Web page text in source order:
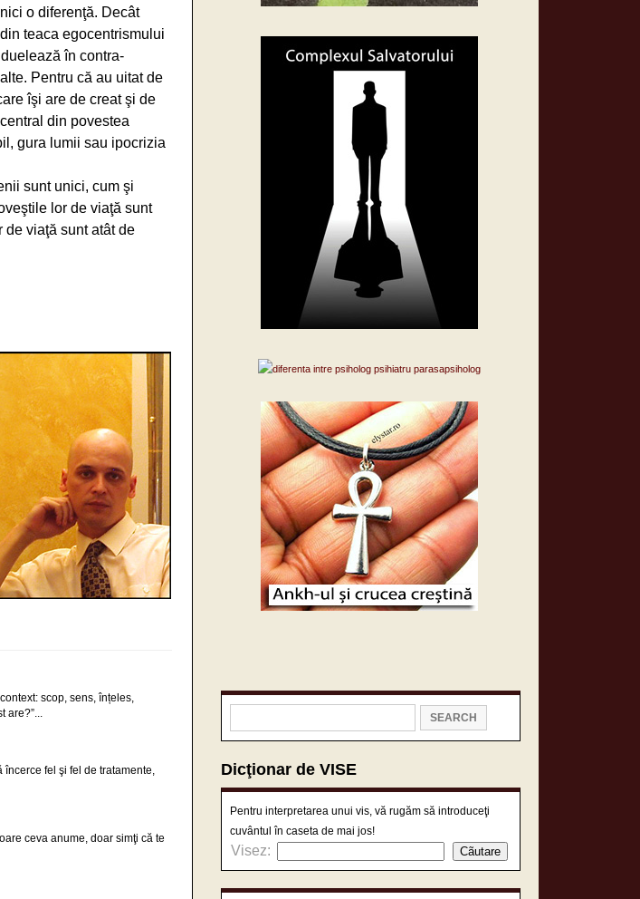
o diferenţă. Decât
teaca egocentrismului
în contra-
Pentru că au uitat de
îşi are de creat şi de
din povestea
gura lumii sau ipocrizia
sunt unici, cum şi
lor de viaţă sunt
de viaţă sunt atât de
scop, sens, înțeles,
are?”...
fel şi fel de tratamente,
ceva anume, doar simţi că te
Dicţionar de VISE
Pentru interpretarea unui vis, vă rugăm să introduceţi
cuvântul în caseta de mai jos!
Visez: